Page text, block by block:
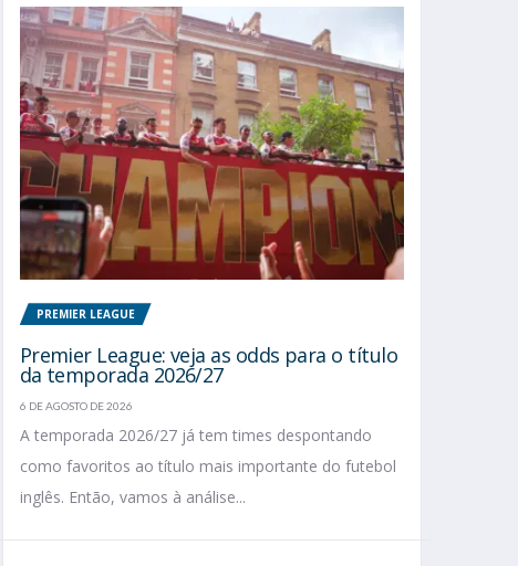
PREMIER LEAGUE
Premier League: veja as odds para o título
da temporada 2026/27
6 DE AGOSTO DE 2026
A temporada 2026/27 já tem times despontando
como favoritos ao título mais importante do futebol
inglês. Então, vamos à análise...